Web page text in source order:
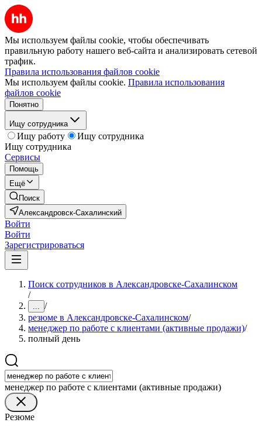
Мы используем файлы cookie, чтобы обеспечивать
правильную работу нашего веб-сайта и анализировать сетевой
трафик.
Правила использования файлов cookie
Мы используем файлы cookie. Правила использования
файлов cookie
Понятно
Ищу сотрудника
Ищу работу
Ищу сотрудника
Ищу сотрудника
Сервисы
Помощь
Ещё
Поиск
Александровск-Сахалинский
Войти
Войти
Зарегистрироваться
Поиск сотрудников в Александровске-Сахалинском
/
... /
резюме в Александровске-Сахалинском/
менеджер по работе с клиентами (активные продажи)/
полный день
менеджер по работе с клиентами (активные продажи)
Резюме